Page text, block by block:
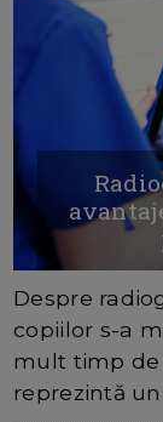
Despre
copiilor s-a
mult timp de
reprezintă